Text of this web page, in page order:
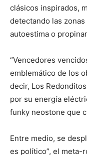
clásicos inspirados,
detectando las
autoestima o
“Vencedores
emblemático de los
decir, Los
por su energía
funky neostone que
Entre medio, se
es político”, el meta-